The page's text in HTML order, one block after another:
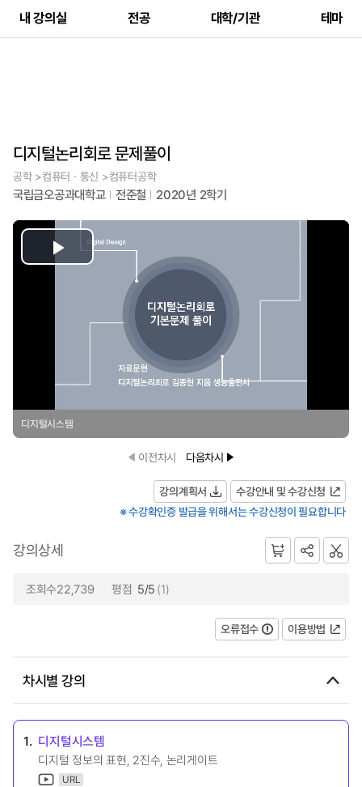
내 강의실 전공 대학/기관 테마
디지털논리회로 문제풀이
공학 >컴퓨터ㆍ통신 >컴퓨터공학
국립금오공과대학교 전준철 2020년 2학기
Play
디지털시스템
이전차시 다음차시
강의계획서
수강안내 및 수강신청
※ 수강확인증 발급을 위해서는 수강신청이 필요합니다
강의상세
조회수22,739 평점 5/5 (1)
오류접수 이용방법
차시별 강의
1. 디지털시스템
디지털 정보의 표현, 2진수, 논리게이트
URL